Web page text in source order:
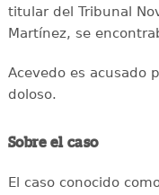
titular del Tribunal
Martínez, se
Acevedo es acusado
doloso.
Sobre el caso
El caso conocido